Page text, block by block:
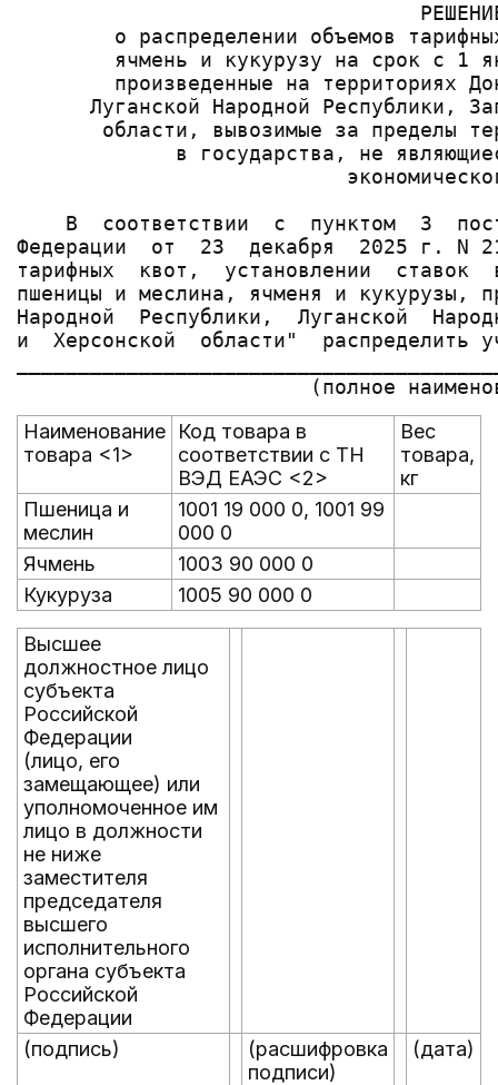
о распределении объемов
ячмень и кукурузу на срок с 1
произведенные на территориях
Луганской Народной Республики,
области, вывозимые за пределы
в государства, не
В  соответствии  с  пунктом  3
Федерации  от  23  декабря  2025 г. N
тарифных  квот,  установлении  ставок
пшеницы и меслина, ячменя и кукурузы,
Народной  Республики,  Луганской
и  Херсонской  области"  распределить
Наименование
товара <1>
Код товара в
соответствии с ТН
ВЭД ЕАЭС <2>
Вес
товара,
кг
Пшеница и
меслин
1001 19 000 0, 1001 99
000 0
Ячмень
1003 90 000 0
Кукуруза
1005 90 000 0
Высшее
должностное лицо
субъекта
Российской
Федерации
(лицо, его
замещающее) или
уполномоченное им
лицо в должности
не ниже
заместителя
председателя
высшего
исполнительного
органа субъекта
Российской
Федерации
(подпись)
(расшифровка
подписи)
(дата)